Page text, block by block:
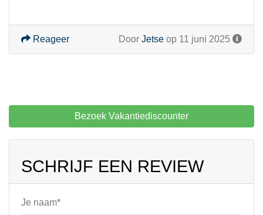
Door Jetse op 11 juni 2025
Reageer
Bezoek Vakantiediscounter
SCHRIJF EEN REVIEW
Je naam*